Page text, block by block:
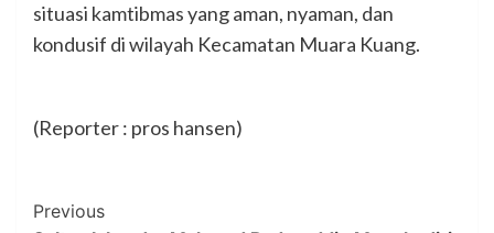
situasi kamtibmas yang aman, nyaman, dan
kondusif di wilayah Kecamatan Muara Kuang.
(Reporter : pros hansen)
Post
Previous